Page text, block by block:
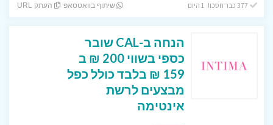
שיתוף בוואטסאפ העתק URL
הנחה ב-CAL שובר
כספי בשווי 200 ₪ ב
159 ₪ בלבד כולל כפל
מבצעים לרשת
אינטימה